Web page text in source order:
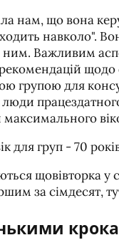
нам, що вона
навколо".
ним. Важливим
групою для
люди
максимального
для груп - 70
щовівторка у
за сімдесят,